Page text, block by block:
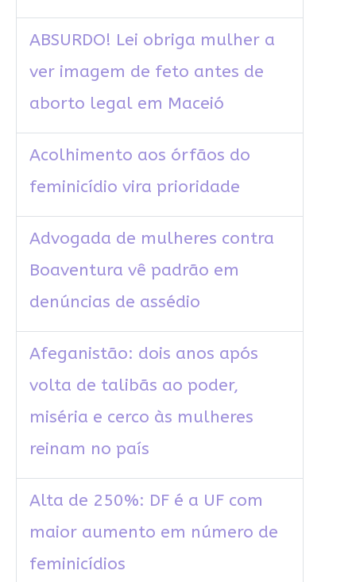
ABSURDO! Lei obriga mulher a
ver imagem de feto antes de
aborto legal em Maceió
Acolhimento aos órfãos do
feminicídio vira prioridade
Advogada de mulheres contra
Boaventura vê padrão em
denúncias de assédio
Afeganistão: dois anos após
volta de talibãs ao poder,
miséria e cerco às mulheres
reinam no país
Alta de 250%: DF é a UF com
maior aumento em número de
feminicídios